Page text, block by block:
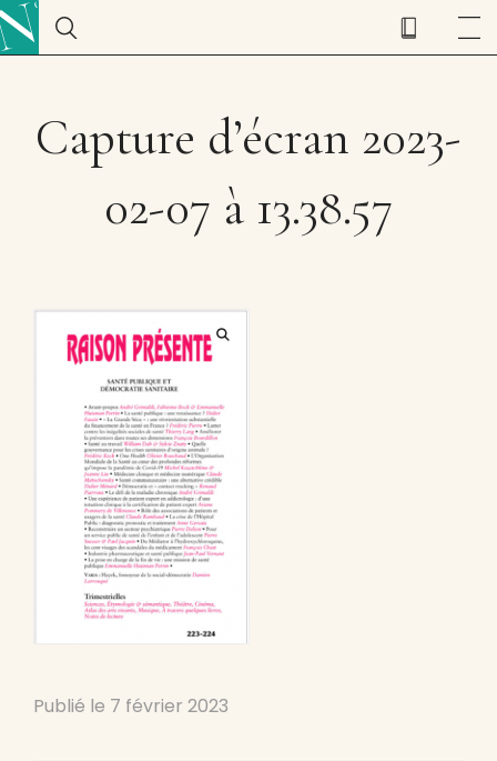
Capture d’écran 2023-
02-07 à 13.38.57
Publié le 7 février 2023